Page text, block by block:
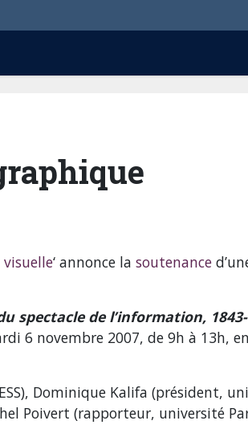
‘ annonce la soutenance
spectacle de l’information,
6 novembre 2007, de 9h à 13h,
Dominique Kalifa (président,
Poivert (rapporteur, université